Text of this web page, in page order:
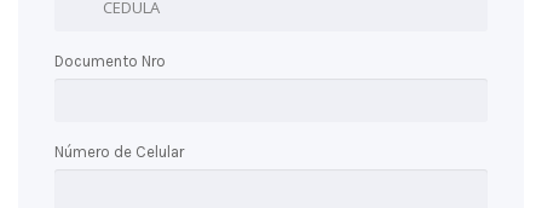
Documento Nro
Número de Celular